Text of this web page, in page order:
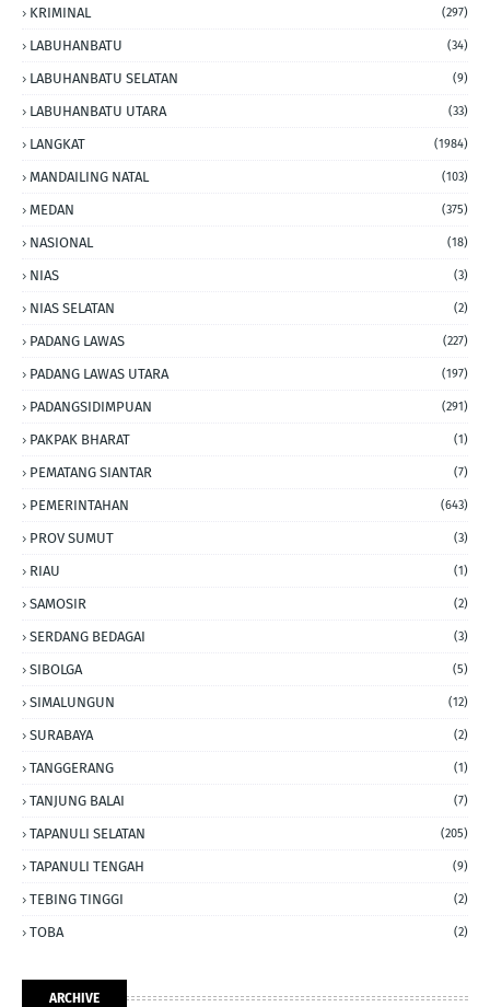
KRIMINAL (297)
LABUHANBATU (34)
LABUHANBATU SELATAN (9)
LABUHANBATU UTARA (33)
LANGKAT (1984)
MANDAILING NATAL (103)
MEDAN (375)
NASIONAL (18)
NIAS (3)
NIAS SELATAN (2)
PADANG LAWAS (227)
PADANG LAWAS UTARA (197)
PADANGSIDIMPUAN (291)
PAKPAK BHARAT (1)
PEMATANG SIANTAR (7)
PEMERINTAHAN (643)
PROV SUMUT (3)
RIAU (1)
SAMOSIR (2)
SERDANG BEDAGAI (3)
SIBOLGA (5)
SIMALUNGUN (12)
SURABAYA (2)
TANGGERANG (1)
TANJUNG BALAI (7)
TAPANULI SELATAN (205)
TAPANULI TENGAH (9)
TEBING TINGGI (2)
TOBA (2)
ARCHIVE